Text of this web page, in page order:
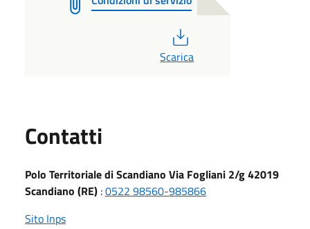
Scarica
Contatti
Polo Territoriale di Scandiano Via Fogliani 2/g 42019
Scandiano (RE) :0522 98560-985866
Sito Inps